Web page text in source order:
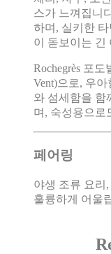
스가 느껴집니
하며, 실키한
이 돋보이는 긴
Rochegrès 포
Vent)으로, 우
와 섬세함을 함
며, 숙성용으로
페어링
야생 조류 요리
훌륭하게 어울